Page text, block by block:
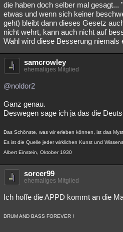
die haben doch selber mal gesagt...
etwas und wenn sich keiner
geht) bleibt dann dieses Gesetz
nicht wehrt, kann auch nicht auf
Wahl wird diese Besserung niemals
samcrowley
ehemaliges Mitglied
@noldor2
Ganz genau.
Deswegen sage ich ja das die
Das Schönste, was wir erleben können, ist das
Es ist die Quelle jeder wirklichen Kunst und
Albert Einstein, Oktober 1930
sorcer99
ehemaliges Mitglied
Ich hoffe die APPD kommt an die
DRUM AND BASS FOREVER !